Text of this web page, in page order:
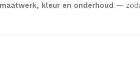
maatwerk, kleur en onderhoud —